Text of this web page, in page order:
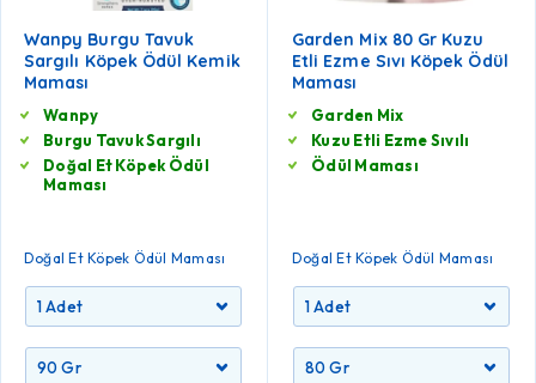
Wanpy Burgu Tavuk
Sargılı Köpek Ödül Kemik
Maması
Wanpy
Burgu Tavuk Sargılı
Doğal Et Köpek Ödül
Maması
Doğal Et Köpek Ödül Maması
Garden Mix 80 Gr Kuzu
Etli Ezme Sıvı Köpek Ödül
Maması
Garden Mix
Kuzu Etli Ezme Sıvılı
Ödül Maması
Doğal Et Köpek Ödül Maması